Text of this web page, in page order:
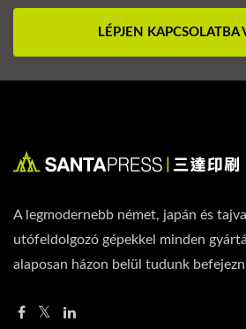
LÉPJEN KAPCSOLATBA
A legmodernebb német, japán és
utófeldolgozó gépekkel minden
alaposan házon belül tudunk